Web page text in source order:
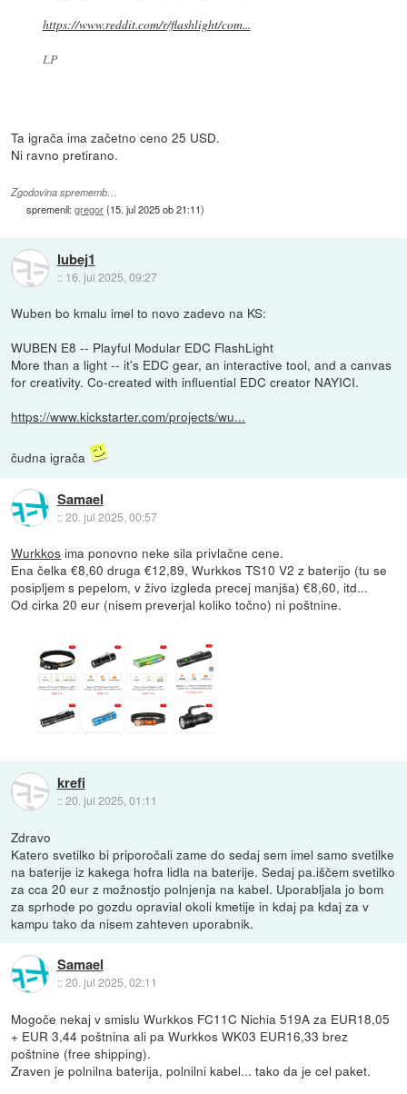
https://www.reddit.com/r/flashlight/com...
LP
Ta igrača ima začetno ceno 25 USD.
Ni ravno pretirano.
Zgodovina sprememb…
spremenil:gregor(15. jul 2025 ob 21:11)
lubej1
:: 16. jul 2025, 09:27
Wuben bo kmalu imel to novo zadevo na KS:
WUBEN E8 -- Playful Modular EDC FlashLight
More than a light -- it's EDC gear, an interactive tool, and a canvas
for creativity. Co-created with influential EDC creator NAYICI.
https://www.kickstarter.com/projects/wu...
čudna igrača
Samael
::20. jul 2025, 00:57
Wurkkos ima ponovno neke sila privlačne cene.
Ena čelka €8,60 druga €12,89, Wurkkos TS10 V2 z baterijo (tu se
posipljem s pepelom, v živo izgleda precej manjša) €8,60, itd...
Od cirka 20 eur (nisem preverjal koliko točno) ni poštnine.
krefi
::20. jul 2025, 01:11
Zdravo
Katero svetilko bi priporočali zame do sedaj sem imel samo svetilke
na baterije iz kakega hofra lidla na baterije. Sedaj pa.iščem svetilko
za cca 20 eur z možnostjo polnjenja na kabel. Uporabljala jo bom
za sprhode po gozdu opravial okoli kmetije in kdaj pa kdaj za v
kampu tako da nisem zahteven uporabnik.
Samael
::20. jul 2025, 02:11
Mogoče nekaj v smislu Wurkkos FC11C Nichia 519A za EUR18,05
+ EUR 3,44 poštnina ali pa Wurkkos WK03 EUR16,33 brez
poštnine (free shipping).
Zraven je polnilna baterija, polnilni kabel... tako da je cel paket.